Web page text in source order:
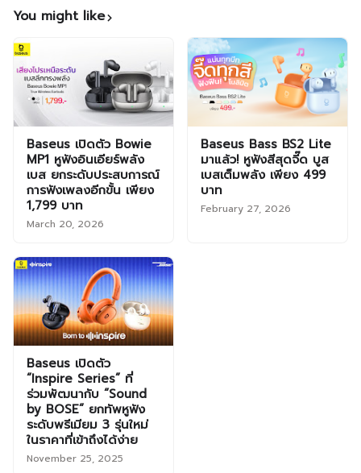
You might like
Baseus เปิดตัว Bowie
MP1 หูฟังอินเอียร์พลัง
เบส ยกระดับประสบการณ์
การฟังเพลงอีกขั้น เพียง
1,799 บาท
March 20, 2026
Baseus Bass BS2 Lite
มาแล้ว! หูฟังสีสุดจี๊ด บูส
เบสเต็มพลัง เพียง 499
บาท
February 27, 2026
Baseus เปิดตัว
“Inspire Series” ที่
ร่วมพัฒนากับ “Sound
by BOSE” ยกทัพหูฟัง
ระดับพรีเมียม 3 รุ่นใหม่
ในราคาที่เข้าถึงได้ง่าย
November 25, 2025